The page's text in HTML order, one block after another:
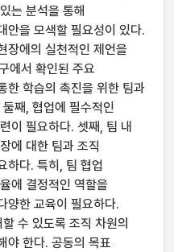
는 분석을 통해
안을 모색할 필요성이 있다.
장에의 실천적인 제언을
에서 확인된 주요
한 학습의 촉진을 위한 팀과
째, 협업에 필수적인
이 필요하다. 셋째, 팀 내
에 대한 팀과 조직
하다. 특히, 팀 협업
에 결정적인 역할을
양한 교육이 필요하다.
수 있도록 조직 차원의
야 한다. 공동의 목표